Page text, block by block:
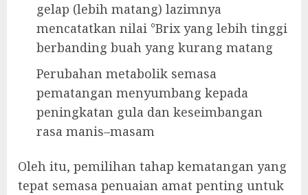
gelap (lebih matang) lazimnya
mencatatkan nilai °Brix yang lebih tinggi
berbanding buah yang kurang matang
Perubahan metabolik semasa
pematangan menyumbang kepada
peningkatan gula dan keseimbangan
rasa manis–masam
Oleh itu, pemilihan tahap kematangan yang
tepat semasa penuaian amat penting untuk